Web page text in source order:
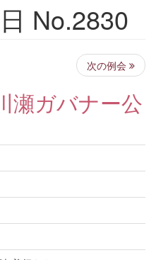
No.2830
次の例会
ガバナー公